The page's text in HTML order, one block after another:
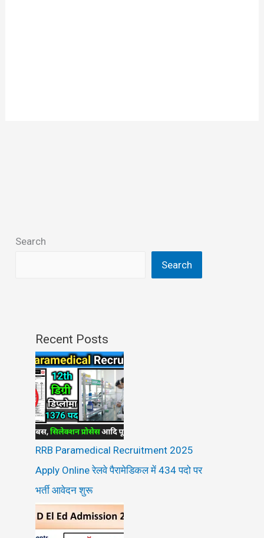
Search
Search
Recent Posts
RRB Paramedical Recruitment 2025
Apply Online रेलवे पैरामेडिकल में 434 पदो पर
भर्ती आवेदन शुरू